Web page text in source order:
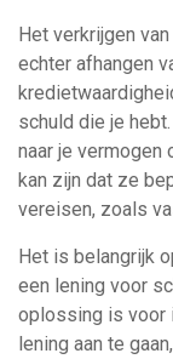
Het verkrijgen
echter afhangen
schuld die je
naar je vermogen
kan zijn dat ze
vereisen, zoals
Het is belangrijk
een lening voor
oplossing is voor
lening aan te